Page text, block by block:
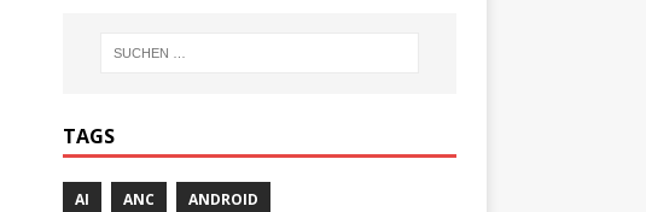
TAGS
AI ANC ANDROID